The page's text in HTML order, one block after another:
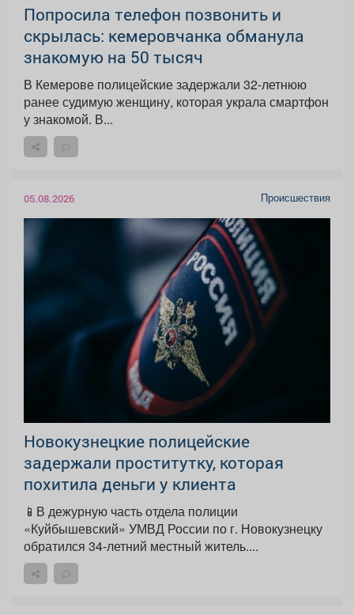
Попросила телефон позвонить и
скрылась: кемеровчанка обманула
знакомую на 50 тысяч
В Кемерове полицейские задержали 32-летнюю
ранее судимую женщину, которая украла смартфон
у знакомой. В...
05.08.2026 Происшествия
Новокузнецкие полицейские
задержали проститутку, которая
похитила деньги у клиента
📱В дежурную часть отдела полиции
«Куйбышевский» УМВД России по г. Новокузнецку
обратился 34-летний местный житель....